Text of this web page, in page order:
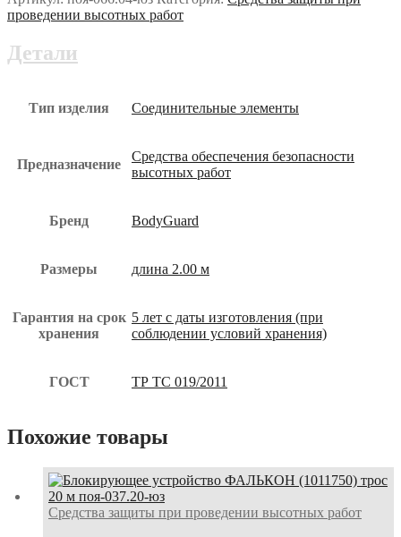
проведении высотных работ
Детали
Тип изделия Соединительные элементы
Предназначение
Средства обеспечения безопасности
высотных работ
Бренд BodyGuard
Размеры длина 2.00 м
Гарантия на срок
хранения
5 лет с даты изготовления (при
соблюдении условий хранения)
ГОСТ ТР ТС 019/2011
Похожие товары
Средства защиты при проведении высотных работ